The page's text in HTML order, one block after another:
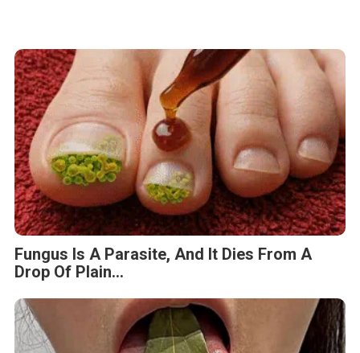
Fungus Is A Parasite, And It Dies From A
Drop Of Plain...